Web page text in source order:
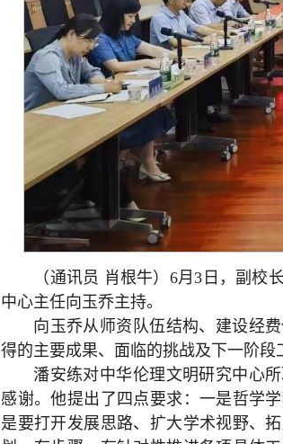
（通讯员 肖根牛）6月3日，副
中心主任向玉乔主持。
向玉乔从师资队伍结构、建设经
得的主要成果、面临的挑战及下一阶段
潘安练对中华伦理文明研究中心
感谢。他提出了四点要求：一是哲学
是要打开发展思路、扩大学术视野、